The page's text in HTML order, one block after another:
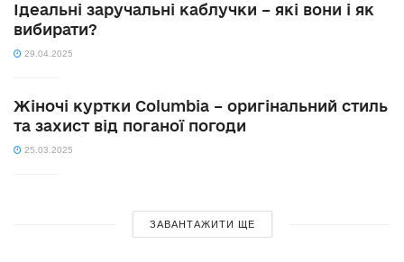
Ідеальні заручальні каблучки – які вони і як
вибирати?
29.04.2025
Жіночі куртки Columbia – оригінальний стиль
та захист від поганої погоди
25.03.2025
ЗАВАНТАЖИТИ ЩЕ